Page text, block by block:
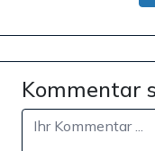
Kommentar